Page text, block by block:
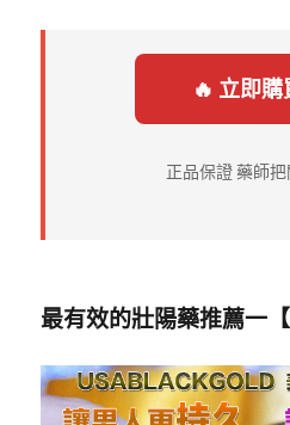
🔥 立即
正品保證 藥師
最有效的壯陽藥推薦一【